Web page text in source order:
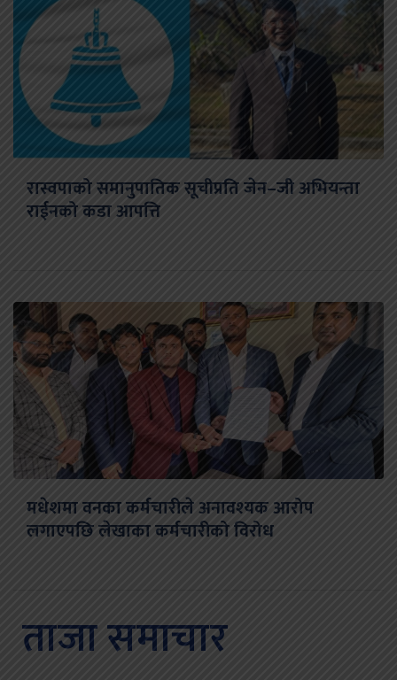
रास्वपाको समानुपातिक सूचीप्रति जेन–जी अभियन्ता
राईनको कडा आपत्ति
मधेशमा वनका कर्मचारीले अनावश्यक आरोप
लगाएपछि लेखाका कर्मचारीको विरोध
ताजा समाचार